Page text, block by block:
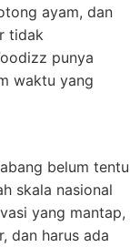
ayam, dan
tidak
punya
waktu yang
belum tentu
skala nasional
yang mantap,
dan harus ada